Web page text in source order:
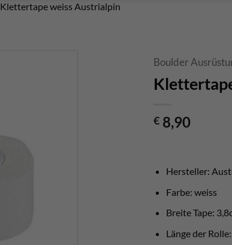
Klettertape weiss Austrialpin
Boulder
€ 8,90
Hersteller:
Farbe: weiss
Breite Tape:
Länge der